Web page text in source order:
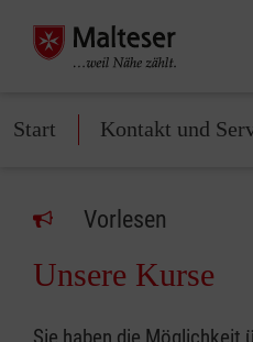
Start Kontakt und
Vorlesen
Unsere Kurse